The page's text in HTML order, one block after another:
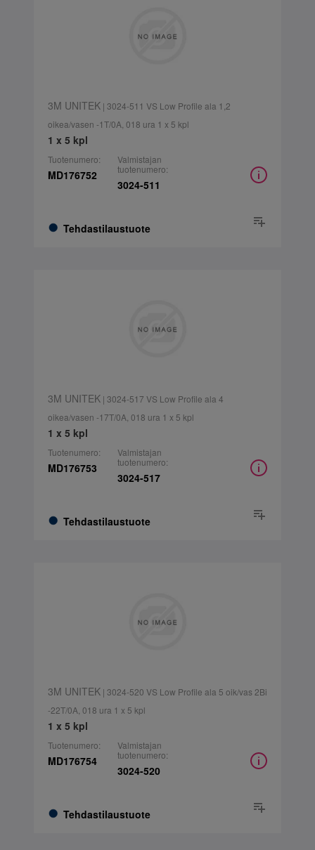
3M UNITEK| 3024-511 VS Low Profile ala 1,2
oikea/vasen -1T/0A, 018 ura 1 x 5 kpl
1 x 5 kpl
Tuotenumero:
MD176752
Tehdastilaustuote
Valmistajan
tuotenumero:
3024-511
3M UNITEK| 3024-517 VS Low Profile ala 4
oikea/vasen -17T/0A, 018 ura 1 x 5 kpl
1 x 5 kpl
Tuotenumero:
MD176753
Tehdastilaustuote
Valmistajan
tuotenumero:
3024-517
3M UNITEK| 3024-520 VS Low Profile ala 5 oik/vas 2Bi
-22T/0A, 018 ura 1 x 5 kpl
1 x 5 kpl
Tuotenumero:
MD176754
Tehdastilaustuote
Valmistajan
tuotenumero:
3024-520